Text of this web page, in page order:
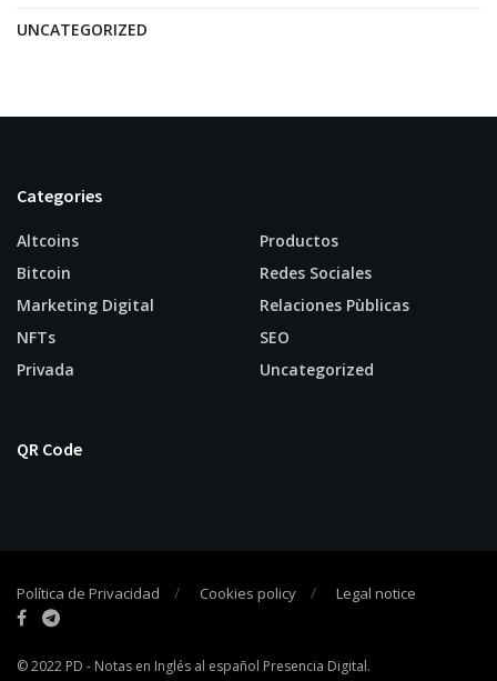
UNCATEGORIZED
Categories
Altcoins
Bitcoin
Marketing Digital
NFTs
Privada
Productos
Redes Sociales
Relaciones Pùblicas
SEO
Uncategorized
QR Code
Política de Privacidad Cookies policy Legal notice
© 2022 PD - Notas en Inglés al español Presencia Digital.